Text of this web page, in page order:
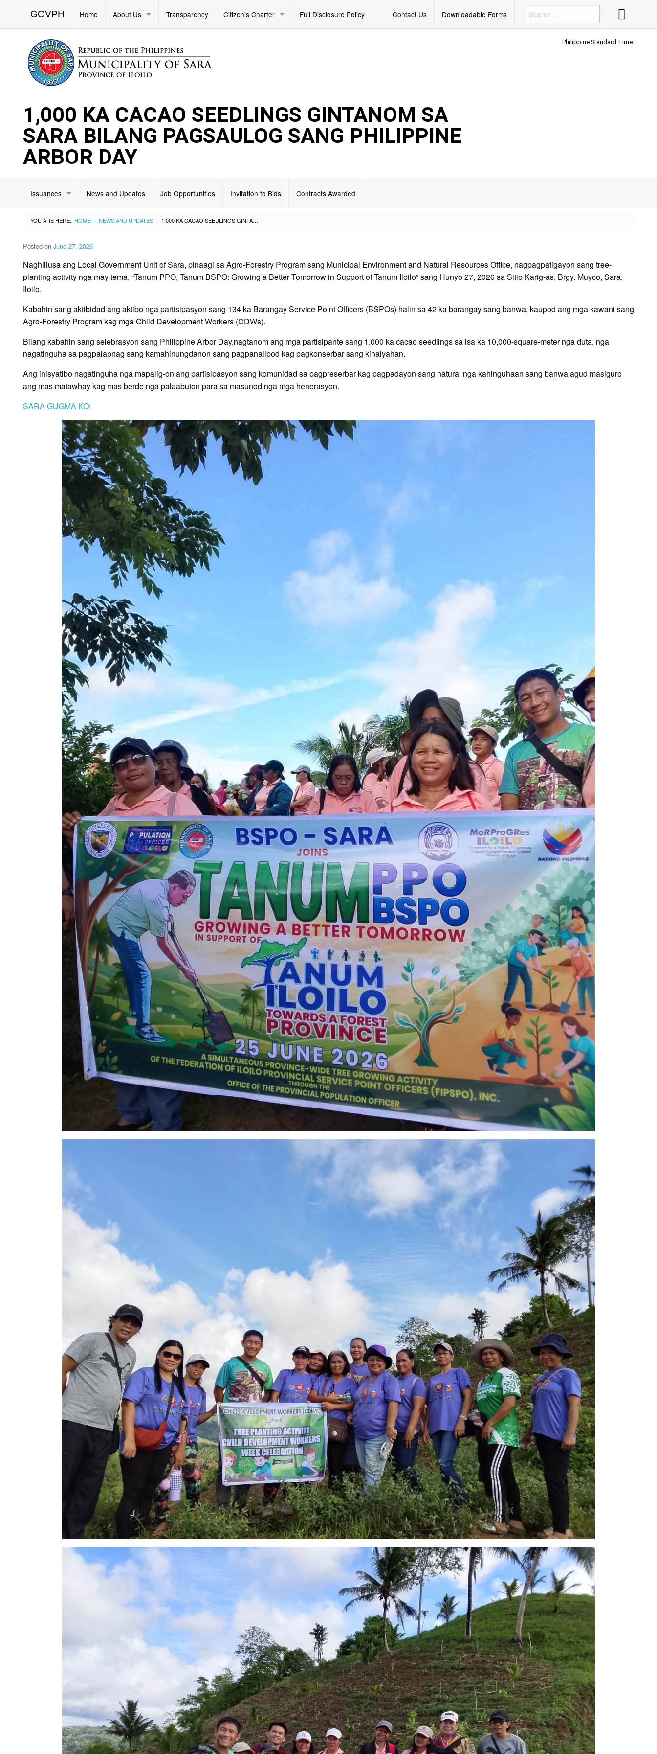
GOVPH Home About Us Transparency Citizen’s Charter Full Disclosure Policy Contact Us Downloadable Forms Accessibility
Button
Philippine Standard Time:
1,000 KA CACAO SEEDLINGS GINTANOM SA
SARA BILANG PAGSAULOG SANG PHILIPPINE
ARBOR DAY
Issuances News and Updates Job Opportunities Invitation to Bids Contracts Awarded
YOU ARE HERE: HOME › NEWS AND UPDATES › 1,000 KA CACAO SEEDLINGS GINTANOM SA SARA BILANG PAGSAULOG SANG PHILIPPINE ARBOR DAY
Posted on June 27, 2026
Naghiliusa ang Local Government Unit of Sara, pinaagi sa Agro-Forestry Program sang Municipal Environment and Natural Resources Office, nagpagpatigayon sang tree-
planting activity nga may tema, “Tanum PPO, Tanum BSPO: Growing a Better Tomorrow in Support of Tanum Iloilo” sang Hunyo 27, 2026 sa Sitio Karig-as, Brgy. Muyco, Sara,
Iloilo.
Kabahin sang aktibidad ang aktibo nga partisipasyon sang 134 ka Barangay Service Point Officers (BSPOs) halin sa 42 ka barangay sang banwa, kaupod ang mga kawani sang
Agro-Forestry Program kag mga Child Development Workers (CDWs).
Bilang kabahin sang selebrasyon sang Philippine Arbor Day,nagtanom ang mga partisipante sang 1,000 ka cacao seedlings sa isa ka 10,000-square-meter nga duta, nga
nagatinguha sa pagpalapnag sang kamahinungdanon sang pagpanalipod kag pagkonserbar sang kinaiyahan.
Ang inisyatibo nagatinguha nga mapalig-on ang partisipasyon sang komunidad sa pagpreserbar kag pagpadayon sang natural nga kahinguhaan sang banwa agud masiguro
ang mas matawhay kag mas berde nga palaabuton para sa masunod nga mga henerasyon.
SARA GUGMA KO!